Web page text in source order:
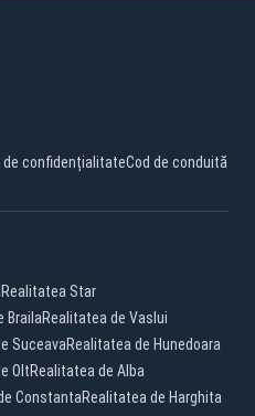
de confidențialitateCod de conduită
Realitatea Star
BrailaRealitatea de Vaslui
SuceavaRealitatea de Hunedoara
OltRealitatea de Alba
ConstantaRealitatea de Harghita